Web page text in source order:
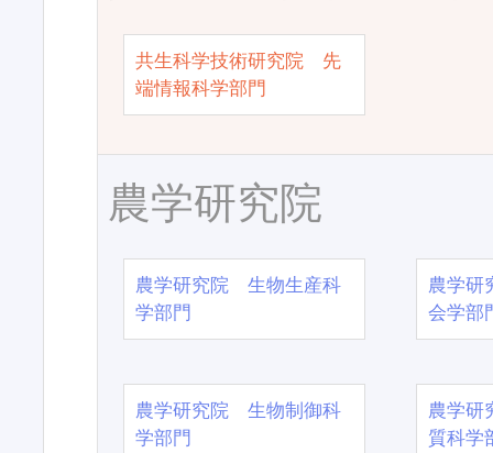
共生科学技術研究院 先
端情報科学部門
農学研究院
農学研究院 生物生産科
学部門
農学
会学部
農学研究院 生物制御科
学部門
農学
質科学